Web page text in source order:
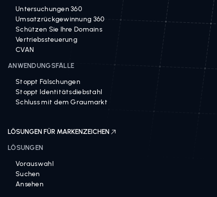
Untersuchungen 360
Umsatzrückgewinnung 360
Schützen Sie Ihre Domains
Vertriebssteuerung
CVAN
ANWENDUNGSFÄLLE
Stoppt Fälschungen
Stoppt Identitätsdiebstahl
Schluss mit dem Graumarkt
LÖSUNGEN FÜR MARKENZEICHEN
LÖSUNGEN
Vorauswahl
Suchen
Ansehen